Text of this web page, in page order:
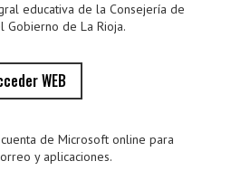
educativa de la Consejería de
Gobierno de La Rioja.
WEB
de Microsoft online para
y aplicaciones.